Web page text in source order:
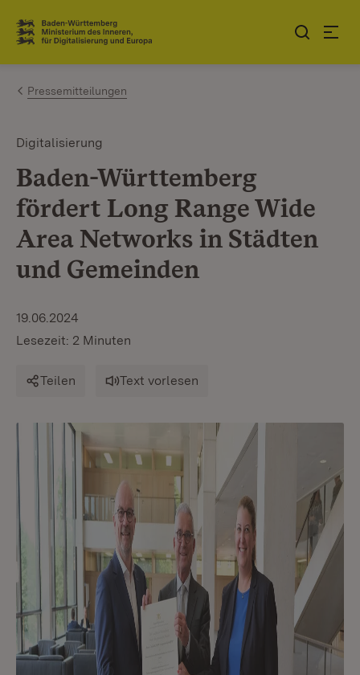
Zum Inhalt springen
Link zur Startseite
Pressemitteilungen
Digitalisierung
Baden-Württemberg
fördert Long Range Wide
Area Networks in Städten
und Gemeinden
19.06.2024
Lesezeit: 2 Minuten
Teilen Text vorlesen